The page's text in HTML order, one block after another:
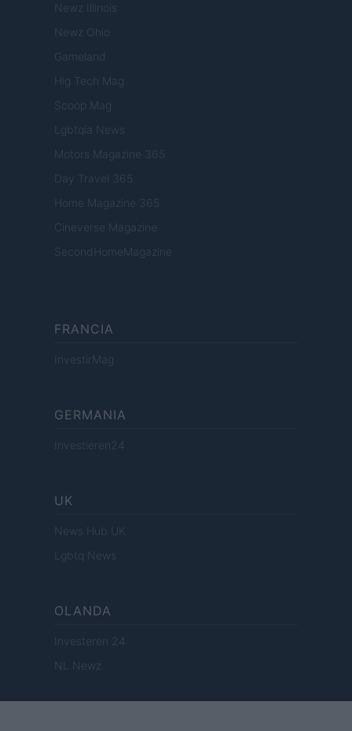
Newz Illinois
Newz Ohio
Gameland
Hig Tech Mag
Scoop Mag
Lgbtqia News
Motors Magazine 365
Day Travel 365
Home Magazine 365
Cineverse Magazine
SecondHomeMagazine
FRANCIA
InvestirMag
GERMANIA
Investieren24
UK
News Hub UK
Lgbtq News
OLANDA
Investeren 24
NL Newz